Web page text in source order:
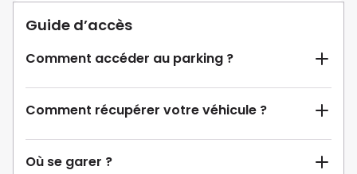
Guide d’accès
Comment accéder au parking ?
Comment récupérer votre véhicule ?
Où se garer ?